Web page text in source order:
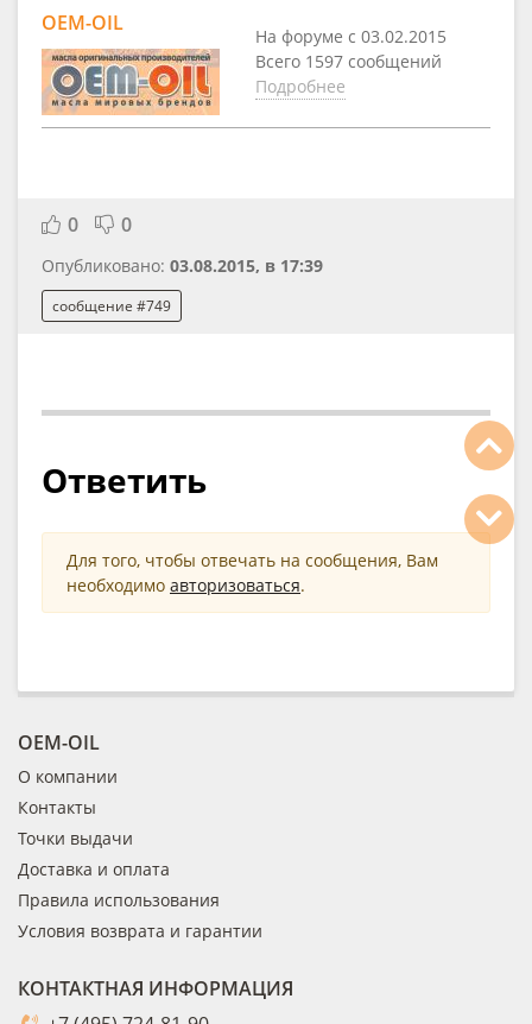
OEM-OIL
На форуме с 03.02.2015
Всего 1597 сообщений
Подробнее
0 0
Опубликовано: 03.08.2015, в 17:39
сообщение #749
Ответить
Для того, чтобы отвечать на сообщения, Вам
необходимо авторизоваться.
OEM-OIL
О компании
Контакты
Точки выдачи
Доставка и оплата
Правила использования
Условия возврата и гарантии
КОНТАКТНАЯ ИНФОРМАЦИЯ